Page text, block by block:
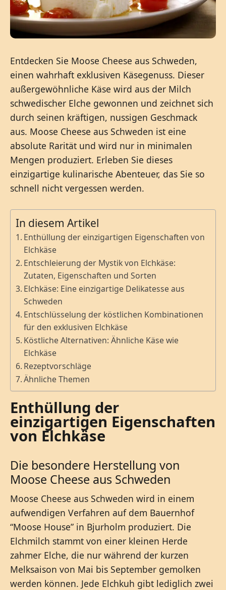
Entdecken Sie Moose Cheese aus Schweden,
einen wahrhaft exklusiven Käsegenuss. Dieser
außergewöhnliche Käse wird aus der Milch
schwedischer Elche gewonnen und zeichnet sich
durch seinen kräftigen, nussigen Geschmack
aus. Moose Cheese aus Schweden ist eine
absolute Rarität und wird nur in minimalen
Mengen produziert. Erleben Sie dieses
einzigartige kulinarische Abenteuer, das Sie so
schnell nicht vergessen werden.
In diesem Artikel
Enthüllung der einzigartigen Eigenschaften von
Elchkäse
Entschleierung der Mystik von Elchkäse:
Zutaten, Eigenschaften und Sorten
Elchkäse: Eine einzigartige Delikatesse aus
Schweden
Entschlüsselung der köstlichen Kombinationen
für den exklusiven Elchkäse
Köstliche Alternativen: Ähnliche Käse wie
Elchkäse
Rezeptvorschläge
Ähnliche Themen
Enthüllung der
einzigartigen Eigenschaften
von Elchkäse
Die besondere Herstellung von
Moose Cheese aus Schweden
Moose Cheese aus Schweden wird in einem
aufwendigen Verfahren auf dem Bauernhof
“Moose House” in Bjurholm produziert. Die
Elchmilch stammt von einer kleinen Herde
zahmer Elche, die nur während der kurzen
Melksaison von Mai bis September gemolken
werden können. Jede Elchkuh gibt lediglich zwei